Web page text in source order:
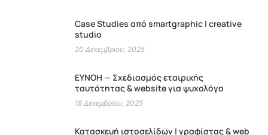
Case Studies από smartgraphic | creative
studio
20 Δεκεμβρίου, 2025
ΕΥΝΟΗ — Σχεδιασμός εταιρικής
ταυτότητας & website για ψυχολόγο
18 Δεκεμβρίου, 2025
Κατασκευή ιστοσελίδων | γραφίστας & web